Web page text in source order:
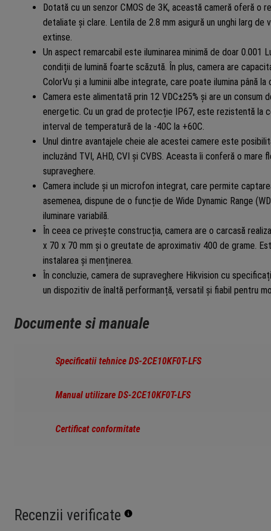
Dotată cu un senzor CMOS de 3K, această cameră oferă o
detaliate și clare. Lentila de 2.8 mm asigură un unghi larg
extinse.
Un aspect remarcabil este iluminarea minimă de doar 0.001
condiții de lumină foarte scăzută. În plus, camera are
ColorVu și a luminii albe integrate, care poate ilumina până
Camera este alimentată prin 12 VDC±25% și are un
energetic. Cu un grad de protecție IP67, este rezistentă la
interval de temperatură de la -40C la +60C.
Unul dintre avantajele cheie ale acestei camere este
incluzând TVI, AHD, CVI și CVBS. Aceasta îi conferă o
supraveghere.
Camera include și un microfon integrat, care permite
asemenea, dispune de o funcție de Wide Dynamic Range
iluminare variabilă.
În ceea ce privește construcția, camera are o carcasă
x 70 x 70 mm și o greutate de aproximativ 400 de grame.
instalarea și menținerea.
În concluzie, camera de supraveghere Hikvision cu
un dispozitiv de înaltă performanță, versatil și fiabil pentru
Documente si manuale
Specificatii tehnice DS-2CE10KF0T-LFS
Manual utilizare DS-2CE10KF0T-LFS
Certificat conformitate
Recenzii verificate